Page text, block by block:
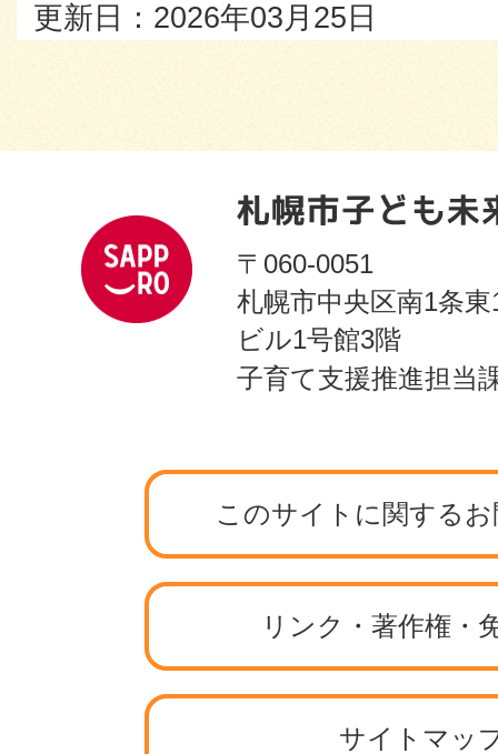
更新日：2026年03月25日
〒060-0051
札幌市中央区南1条
ビル1号館3階
子育て支援推進担当
このサイトに関する
リンク・著作権・
サイトマッ